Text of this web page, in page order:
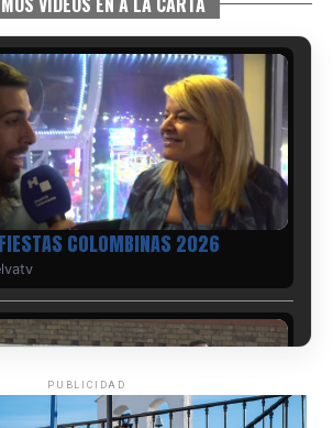
COLOMBINAS 2026
PUBLICIDAD